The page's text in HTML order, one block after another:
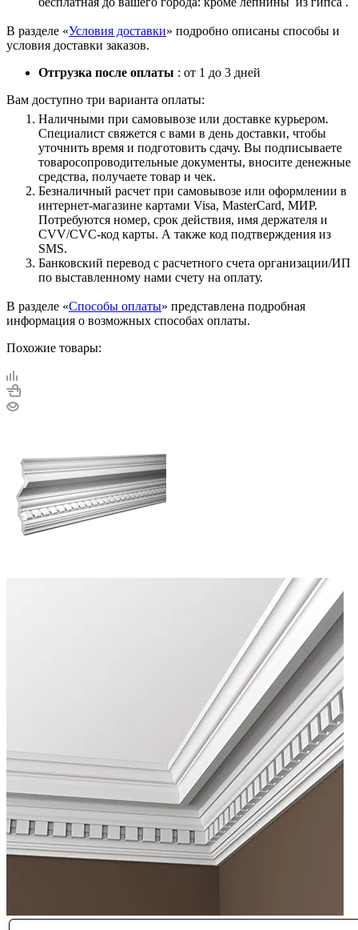
В разделе «Условия доставки» подробно описаны способы и
условия доставки заказов.
Отгрузка после оплаты : от 1 до 3 дней
Вам доступно три варианта оплаты:
Наличными при самовывозе или доставке курьером.
Специалист свяжется с вами в день доставки, чтобы
уточнить время и подготовить сдачу. Вы подписываете
товаросопроводительные документы, вносите денежные
средства, получаете товар и чек.
Безналичный расчет при самовывозе или оформлении в
интернет-магазине картами Visa, MasterCard, МИР.
Потребуются номер, срок действия, имя держателя и
CVV/CVC-код карты. А также код подтверждения из
SMS.
Банковский перевод с расчетного счета организации/ИП
по выставленному нами счету на оплату.
В разделе «Способы оплаты» представлена подробная
информация о возможных способах оплаты.
Похожие товары: